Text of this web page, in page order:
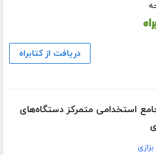
دریافت از کتابراه
استخدامی متمرکز دستگاه‌های